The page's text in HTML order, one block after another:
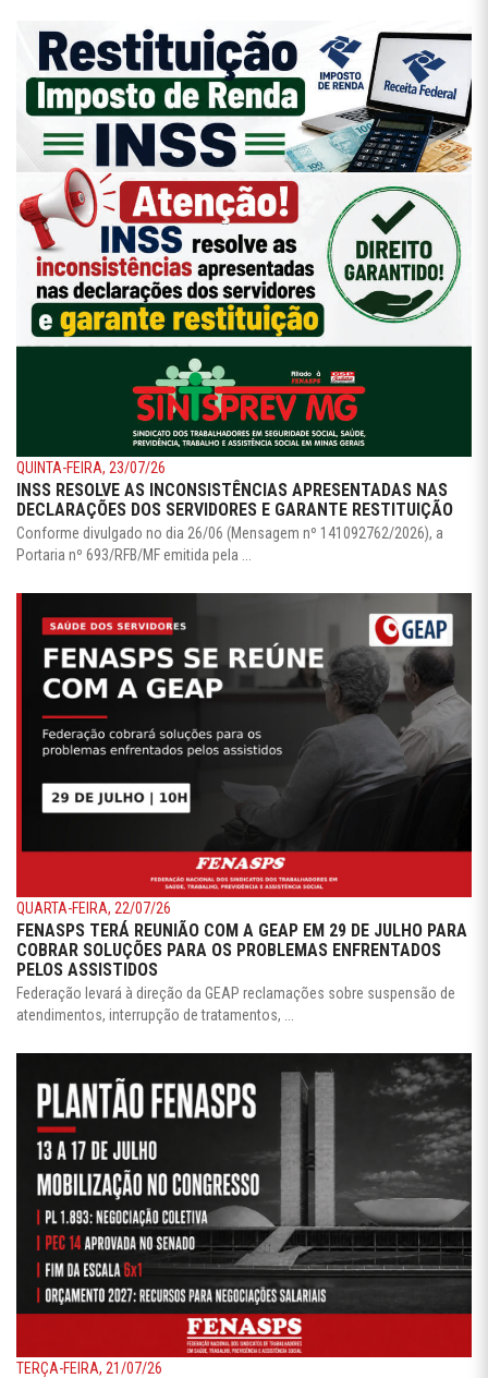
QUINTA-FEIRA, 23/07/26
INSS RESOLVE AS INCONSISTÊNCIAS APRESENTADAS NAS
DECLARAÇÕES DOS SERVIDORES E GARANTE RESTITUIÇÃO
Conforme divulgado no dia 26/06 (Mensagem nº 141092762/2026), a
Portaria nº 693/RFB/MF emitida pela ...
QUARTA-FEIRA, 22/07/26
FENASPS TERÁ REUNIÃO COM A GEAP EM 29 DE JULHO PARA
COBRAR SOLUÇÕES PARA OS PROBLEMAS ENFRENTADOS
PELOS ASSISTIDOS
Federação levará à direção da GEAP reclamações sobre suspensão de
atendimentos, interrupção de tratamentos, ...
TERÇA-FEIRA, 21/07/26